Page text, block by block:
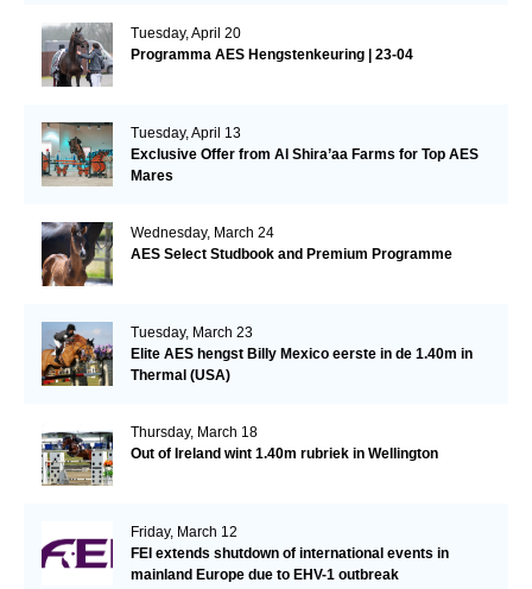
Tuesday, April 20
Programma AES Hengstenkeuring | 23-04
Tuesday, April 13
Exclusive Offer from Al Shira’aa Farms for Top AES
Mares
Wednesday, March 24
AES Select Studbook and Premium Programme
Tuesday, March 23
Elite AES hengst Billy Mexico eerste in de 1.40m in
Thermal (USA)
Thursday, March 18
Out of Ireland wint 1.40m rubriek in Wellington
Friday, March 12
FEI extends shutdown of international events in
mainland Europe due to EHV-1 outbreak